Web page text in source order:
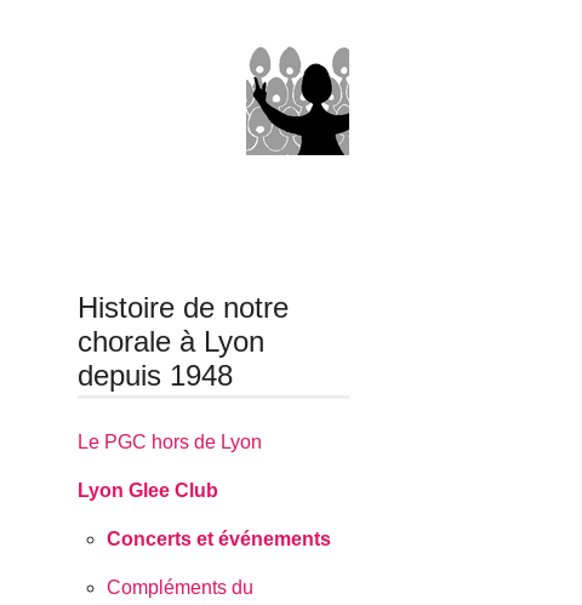
Histoire de notre
chorale à Lyon
depuis 1948
Le PGC hors de Lyon
Lyon Glee Club
Concerts et événements
Compléments du